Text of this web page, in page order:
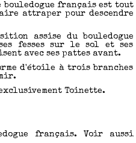
bouledogue français est tout
attraper pour descendre
assise du bouledogue
fesses sur le sol et ses
avec ses pattes avant.
d'étoile à trois branches
Toinette.
français. Voir aussi